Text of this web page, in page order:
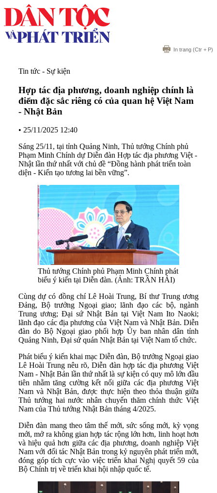
In trang (Ctr + P)
Tin tức - Sự kiện
Hợp tác địa phương, doanh nghiệp chính là
điểm đặc sắc riêng có của quan hệ Việt Nam
- Nhật Bản
• 25/11/2025 12:40
Sáng 25/11, tại tỉnh Quảng Ninh, Thủ tướng Chính phủ
Phạm Minh Chính dự Diễn đàn Hợp tác địa phương Việt -
Nhật lần thứ nhất với chủ đề “Đồng hành phát triển toàn
diện - Kiến tạo tương lai bền vững”.
Thủ tướng Chính phủ Phạm Minh Chính phát
biểu ý kiến tại Diễn đàn. (Ảnh: TRẦN HẢI)
Cùng dự có đồng chí Lê Hoài Trung, Bí thư Trung ương
Đảng, Bộ trưởng Ngoại giao; lãnh đạo các bộ, ngành
Trung ương; Đại sứ Nhật Bản tại Việt Nam Ito Naoki;
lãnh đạo các địa phương của Việt Nam và Nhật Bản. Diễn
đàn do Bộ Ngoại giao phối hợp Ủy ban nhân dân tỉnh
Quảng Ninh, Đại sứ quán Nhật Bản tại Việt Nam tổ chức.
Phát biểu ý kiến khai mạc Diễn đàn, Bộ trưởng Ngoại giao
Lê Hoài Trung nêu rõ, Diễn đàn hợp tác địa phương Việt
Nam - Nhật Bản lần thứ nhất là sự kiện có quy mô lớn đầu
tiên nhằm tăng cường kết nối giữa các địa phương Việt
Nam và Nhật Bản, được thực hiện theo thỏa thuận giữa
Thủ tướng hai nước nhân chuyến thăm chính thức Việt
Nam của Thủ tướng Nhật Bản tháng 4/2025.
Diễn đàn mang theo tâm thế mới, sức sống mới, kỳ vọng
mới, mở ra không gian hợp tác rộng lớn hơn, linh hoạt hơn
và hiệu quả hơn giữa các địa phương, doanh nghiệp Việt
Nam với đối tác Nhật Bản trong kỷ nguyên phát triển mới,
đóng góp tích cực vào việc triển khai Nghị quyết 59 của
Bộ Chính trị về triển khai hội nhập quốc tế.